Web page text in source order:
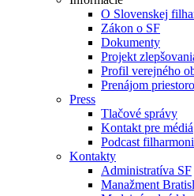
O Slovenskej
Zákon o SF
Dokumenty
Projekt
Profil verejného
Prenájom
Press
Tlačové správy
Kontakt pre médiá
Podcast
Kontakty
Administratíva SF
Manažment